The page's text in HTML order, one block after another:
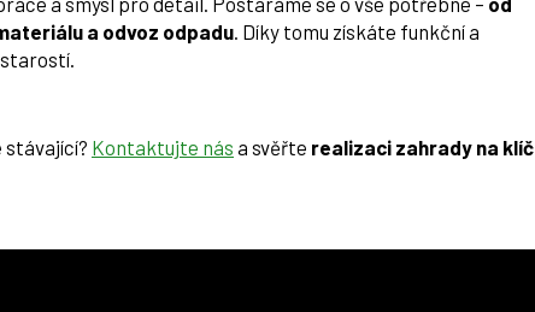
a odvoz odpadu. Díky tomu získáte funkční a
stávající? Kontaktujte nás a svěřte realizaci zahrady na klíč